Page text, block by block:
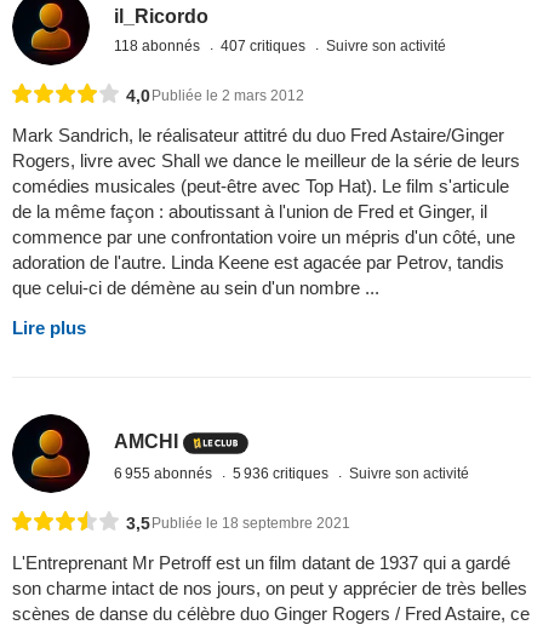
il_Ricordo
118 abonnés 407 critiques Suivre son activité
4,0 Publiée le 2 mars 2012
Mark Sandrich, le réalisateur attitré du duo Fred Astaire/Ginger
Rogers, livre avec Shall we dance le meilleur de la série de leurs
comédies musicales (peut-être avec Top Hat). Le film s'articule
de la même façon : aboutissant à l'union de Fred et Ginger, il
commence par une confrontation voire un mépris d'un côté, une
adoration de l'autre. Linda Keene est agacée par Petrov, tandis
que celui-ci de démène au sein d'un nombre ...
Lire plus
AMCHI
6 955 abonnés 5 936 critiques Suivre son activité
3,5Publiée le 18 septembre 2021
L'Entreprenant Mr Petroff est un film datant de 1937 qui a gardé
son charme intact de nos jours, on peut y apprécier de très belles
scènes de danse du célèbre duo Ginger Rogers / Fred Astaire, ce